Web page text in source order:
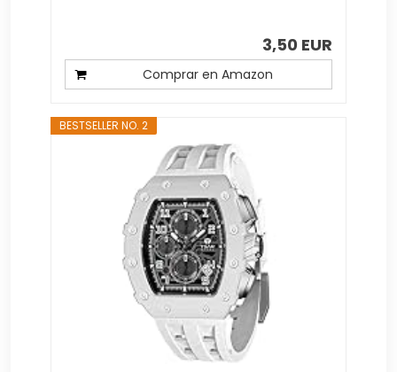
3,50 EUR
Comprar en Amazon
BESTSELLER NO. 2